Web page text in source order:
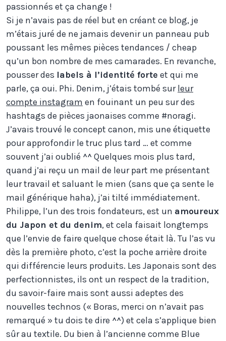
passionnés et ça change !
Si je n’avais pas de réel but en créant ce blog, je
m’étais juré de ne jamais devenir un panneau pub
poussant les mêmes pièces tendances / cheap
qu’un bon nombre de mes camarades. En revanche,
pousser des labels à l’identité forte et qui me
parle, ça oui. Phi. Denim, j’étais tombé surleur
compte instagram en fouinant un peu sur des
hashtags de pièces jaonaises comme #noragi.
J’avais trouvé le concept canon, mis une étiquette
pour approfondir le truc plus tard … et comme
souvent j’ai oublié ^^ Quelques mois plus tard,
quand j’ai reçu un mail de leur part me présentant
leur travail et saluant le mien (sans que ça sente le
mail générique haha), j’ai tilté immédiatement.
Philippe, l’un des trois fondateurs, est un amoureux
du Japon et du denim, et cela faisait longtemps
que l’envie de faire quelque chose était là. Tu l’as vu
dès la première photo, c’est la poche arrière droite
qui différencie leurs produits. Les Japonais sont des
perfectionnistes, ils ont un respect de la tradition,
du savoir-faire mais sont aussi adeptes des
nouvelles technos (« Boras, merci on n’avait pas
remarqué » tu dois te dire ^^) et cela s’applique bien
sûr au textile. Du bien à l’ancienne comme Blue